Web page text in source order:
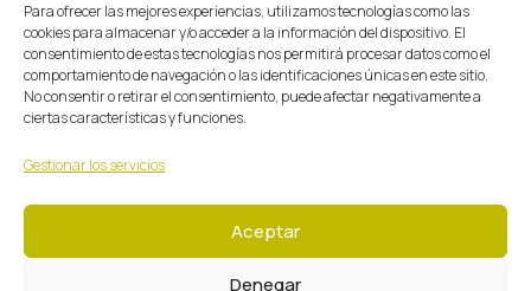
Para ofrecer las mejores experiencias, utilizamos tecnologías como las
cookies para almacenar y/o acceder a la información del dispositivo. El
consentimiento de estas tecnologías nos permitirá procesar datos como el
comportamiento de navegación o las identificaciones únicas en este sitio.
No consentir o retirar el consentimiento, puede afectar negativamente a
ciertas características y funciones.
Gestionar los servicios
Aceptar
Denegar
Sociales